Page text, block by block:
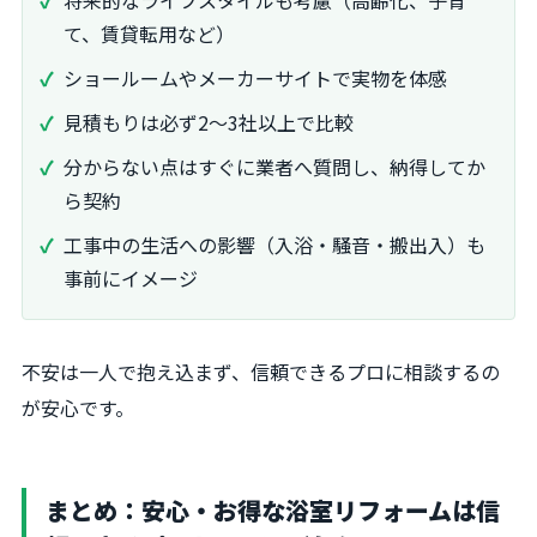
て、賃貸転用など）
ショールームやメーカーサイトで実物を体感
見積もりは必ず2～3社以上で比較
分からない点はすぐに業者へ質問し、納得してか
ら契約
工事中の生活への影響（入浴・騒音・搬出入）も
事前にイメージ
不安は一人で抱え込まず、信頼できるプロに相談するの
が安心です。
まとめ：安心・お得な浴室リフォームは信